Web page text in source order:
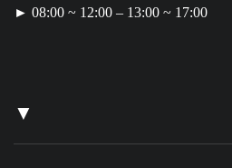
► 08:00 ~ 12:00 – 13:00 ~ 17:00
▼